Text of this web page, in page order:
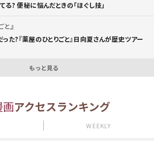
る? 便秘に悩んだときの「ほぐし技」
と
った?『薬屋のひとりごと』日向夏さんが歴史ツアー
もっと見る
画アクセスランキング
WEEKLY